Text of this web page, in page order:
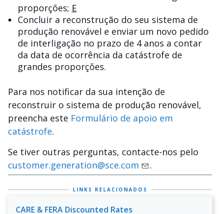
proporções; E
Concluir a reconstrução do seu sistema de
produção renovável e enviar um novo pedido
de interligação no prazo de 4 anos a contar
da data de ocorrência da catástrofe de
grandes proporções.
Para nos notificar da sua intenção de
reconstruir o sistema de produção renovável,
preencha este Formulário de apoio em
catástrofe.
Se tiver outras perguntas, contacte-nos pelo
customer.generation@sce.com
.
LINKS RELACIONADOS
CARE & FERA Discounted Rates